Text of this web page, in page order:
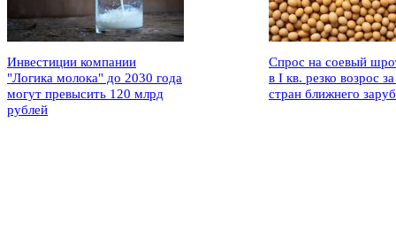
Инвестиции компании
"Логика молока" до 2030 года
могут превысить 120 млрд
рублей
Спрос на соевый
в I кв. резко возрос
стран ближнего